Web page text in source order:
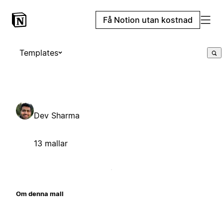
Få Notion utan kostnad
Templates
Dev Sharma
13 mallar
Om denna mall